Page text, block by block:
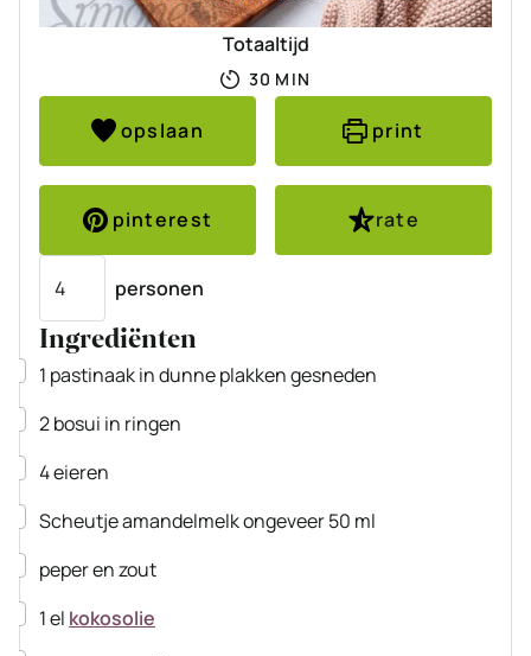
Totaaltijd
30 MINUTEN
MIN
opslaan print
pinterest
rate
personen
Ingrediënten
▢
1 pastinaakin dunne plakken gesneden
▢
2bosui in ringen
▢
4eieren
▢
Scheutje amandelmelkongeveer 50 ml
▢
peper en zout
▢
1el kokosolie